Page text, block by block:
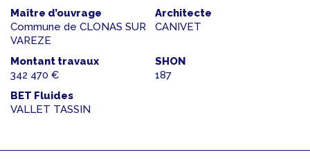
Maître d’ouvrage
Commune de CLONAS SUR
VAREZE
Architecte
CANIVET
Montant travaux
342 470 €
SHON
187
BET Fluides
VALLET TASSIN